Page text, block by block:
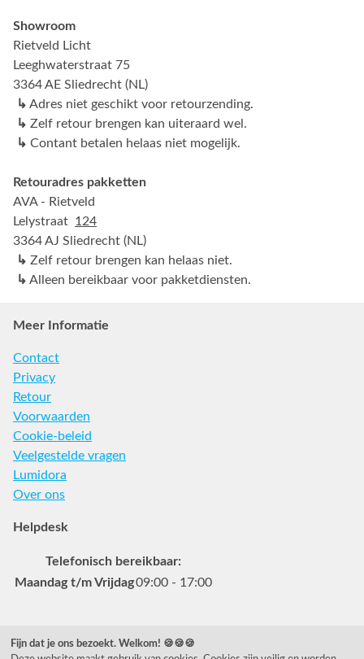
Showroom
Rietveld Licht
Leeghwaterstraat 75
3364 AE Sliedrecht (NL)
↳ Adres niet geschikt voor retourzending.
↳ Zelf retour brengen kan uiteraard wel.
↳ Contant betalen helaas niet mogelijk.
Retouradres pakketten
AVA - Rietveld
Lelystraat 124
3364 AJ Sliedrecht (NL)
↳ Zelf retour brengen kan helaas niet.
↳ Alleen bereikbaar voor pakketdiensten.
Meer Informatie
Contact
Privacy
Retour
Voorwaarden
Cookie-beleid
Veelgestelde vragen
Lumidora
Over ons
Helpdesk
Telefonisch bereikbaar:
Maandag t/m Vrijdag09:00 - 17:00
Veelgestelde vragen
Fijn dat je ons bezoekt. Welkom! 🍪🍪🍪